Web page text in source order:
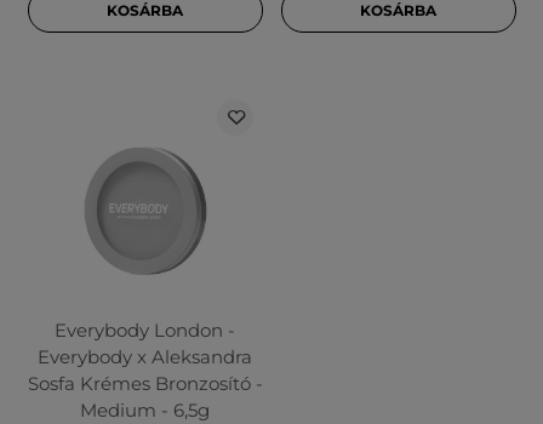
KOSÁRBA KOSÁRBA
Everybody London -
Everybody x Aleksandra
Sosfa Krémes Bronzosító -
Medium - 6,5g